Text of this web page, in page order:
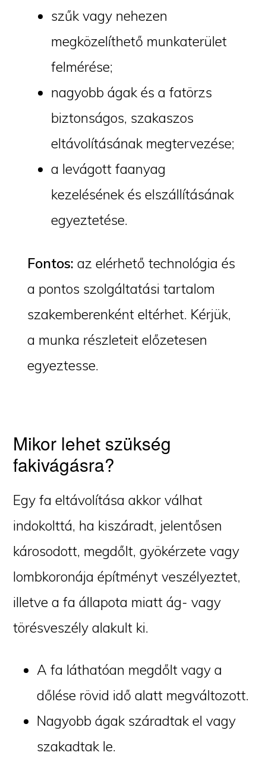
szűk vagy nehezen
megközelíthető munkaterület
felmérése;
nagyobb ágak és a fatörzs
biztonságos, szakaszos
eltávolításának megtervezése;
a levágott faanyag
kezelésének és elszállításának
egyeztetése.
Fontos: az elérhető technológia és
a pontos szolgáltatási tartalom
szakemberenként eltérhet. Kérjük,
a munka részleteit előzetesen
egyeztesse.
Mikor lehet szükség
fakivágásra?
Egy fa eltávolítása akkor válhat
indokolttá, ha kiszáradt, jelentősen
károsodott, megdőlt, gyökérzete vagy
lombkoronája építményt veszélyeztet,
illetve a fa állapota miatt ág- vagy
törésveszély alakult ki.
A fa láthatóan megdőlt vagy a
dőlése rövid idő alatt megváltozott.
Nagyobb ágak száradtak el vagy
szakadtak le.